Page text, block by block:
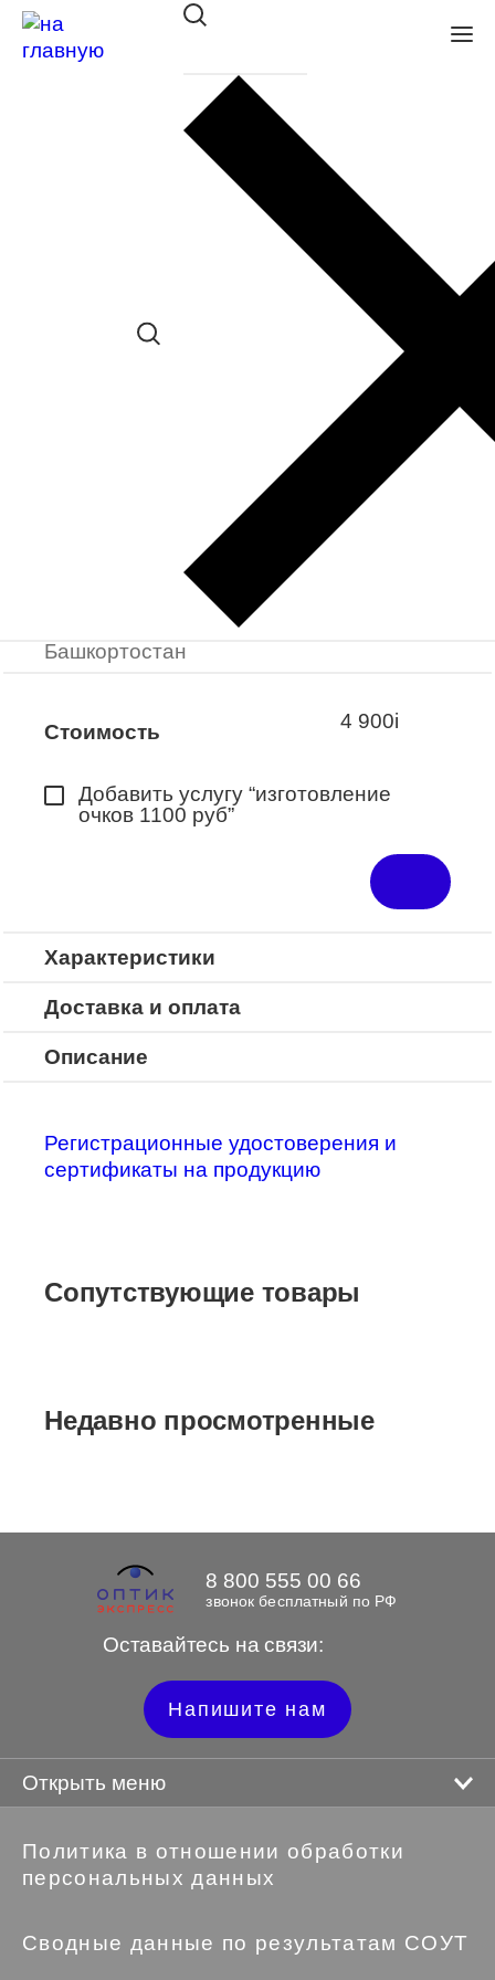
Оправа ISABELLE/ISABELLE
RUSSO 7732 705
в наличии (До 5 шт.) *наличие товара в
конкретном салоне необходимо
Заказать примерку
Закажите понравившуюся модель
в ближайший салон “Оптик-Экспресс”.
*Доступно для Республики
Башкортостан
Стоимость 4 900i
Добавить услугу “изготовление
очков 1100 руб”
Характеристики
Доставка и оплата
Описание
Регистрационные удостоверения и
сертификаты на продукцию
Сопутствующие товары
Недавно просмотренные
Оставайтесь на связи:
8 800 555 00 66
звонок бесплатный по РФ
Напишите нам
Открыть меню
Политика в отношении обработки
персональных данных
Сводные данные по результатам СОУТ